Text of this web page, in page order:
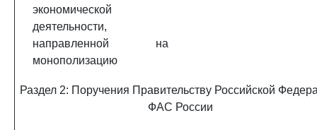
экономической
деятельности,
направленной на
монополизацию
Раздел 2: Поручения Правительству Российской
ФАС России